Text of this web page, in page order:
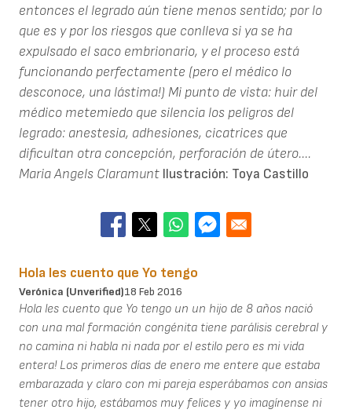
entonces el legrado aún tiene menos sentido; por lo
que es y por los riesgos que conlleva si ya se ha
expulsado el saco embrionario, y el proceso está
funcionando perfectamente (pero el médico lo
desconoce, una lástima!) Mi punto de vista: huir del
médico metemiedo que silencia los peligros del
legrado: anestesia, adhesiones, cicatrices que
dificultan otra concepción, perforación de útero....
Maria Angels Claramunt Ilustración: Toya Castillo
Hola les cuento que Yo tengo
Verónica (unverified)18 Feb 2016
Hola les cuento que Yo tengo un un hijo de 8 años nació
con una mal formación congénita tiene parálisis cerebral y
no camina ni habla ni nada por el estilo pero es mi vida
entera! Los primeros días de enero me entere que estaba
embarazada y claro con mi pareja esperábamos con ansias
tener otro hijo, estábamos muy felices y yo imagínense ni